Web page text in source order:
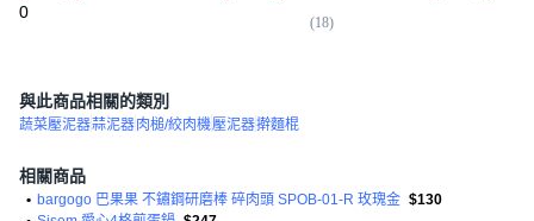
0
(18)
與此商品相關的類別
蔬菜壓泥器蒜泥器肉槌/絞肉機壓泥器擀麵棍
相關商品
• bargogo 巴果果 不鏽鋼研磨棒 碎肉頭 SPOB-01-R 玫瑰金 $130